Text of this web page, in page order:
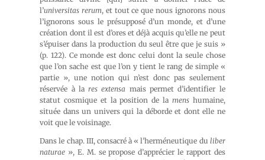
l’universitas rerum, et tout ce que nous ignorons nous
l’ignorons sous le présupposé d’un monde, et d’une
création dont il est d’ores et déjà acquis qu’elle ne peut
s’épuiser dans la production du seul être que je suis »
(p. 122). Ce monde est donc celui dont la seule chose
que l’on sache est que l’on y tient le rang de simple «
partie », une notion qui n’est donc pas seulement
réservée à lares extensa mais permet d’identifier le
statut cosmique et la position de la menshumaine,
située dans un univers qui la déborde et dont elle ne
voit que le voisinage.
Dans le chap. III, consacré à « l’herméneutique du liber
naturae », E. M. se propose d’apprécier le rapport des